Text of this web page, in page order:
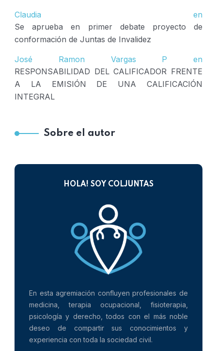
Claudia en
Se aprueba en primer debate proyecto de
conformación de Juntas de Invalidez
José Ramon Vargas P en
RESPONSABILIDAD DEL CALIFICADOR FRENTE
A LA EMISIÓN DE UNA CALIFICACIÓN
INTEGRAL
Sobre el autor
HOLA! SOY COLJUNTAS
En esta agremiación confluyen profesionales de
medicina, terapia ocupacional, fisioterapia,
psicología y derecho, todos con el más noble
deseo de compartir sus conocimientos y
experiencia con toda la sociedad civil.